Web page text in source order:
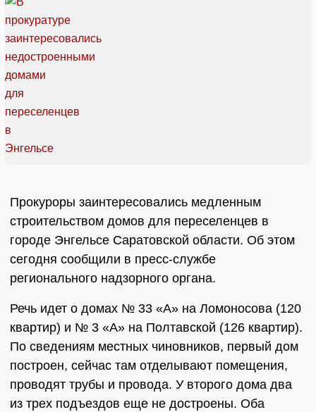
Прокуроры заинтересовались медленным
строительством домов для переселенцев в
городе Энгельсе Саратовской области. Об этом
сегодня сообщили в пресс-службе
регионального надзорного органа.
Речь идет о домах № 33 «А» на Ломоносова (120
квартир) и № 3 «А» на Полтавской (126 квартир).
По сведениям местных чиновников, первый дом
построен, сейчас там отделывают помещения,
проводят трубы и провода. У второго дома два
из трех подъездов еще не достроены. Оба